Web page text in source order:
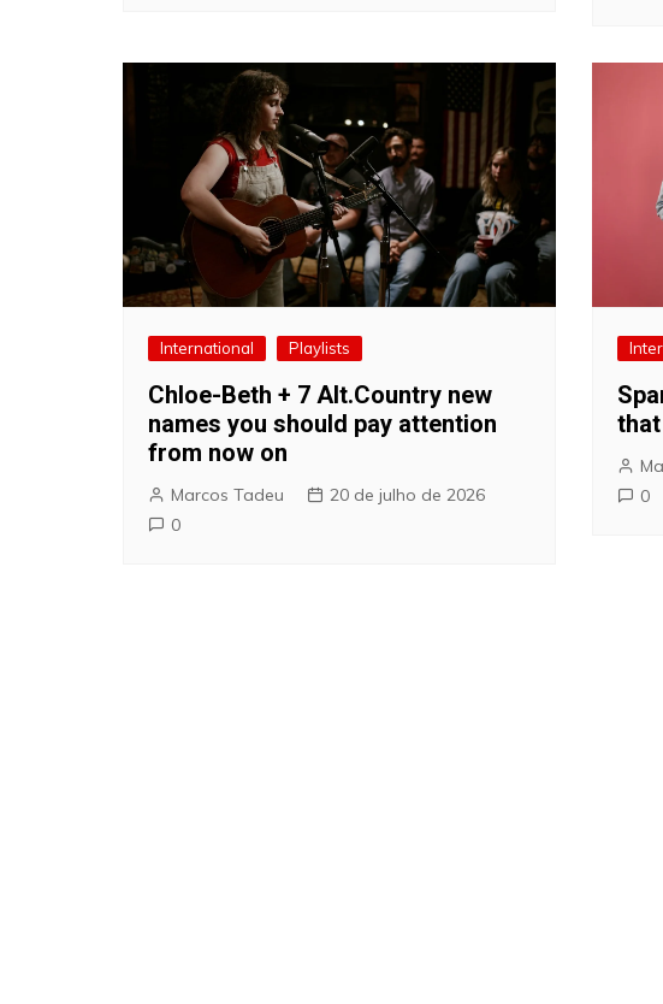
International Playlists
Chloe-Beth + 7 Alt.Country new
names you should pay attention
from now on
Marcos Tadeu
20 de julho de 2026
0
0